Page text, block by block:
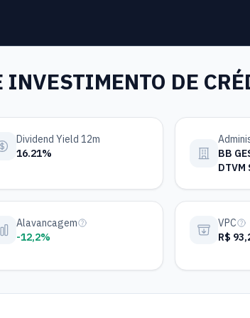
INVESTIMENTO DE
Dividend Yield 12m
16.21%
BB
DTVM
Alavancagem
-12,2%
VPC
R$